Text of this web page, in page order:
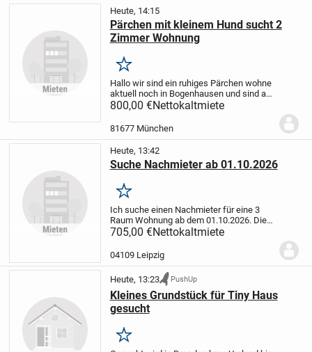
Heute, 14:15
Pärchen mit kleinem Hund sucht 2
Zimmer Wohnung
Merken
Hallo wir sind ein ruhiges Pärchen wohne
aktuell noch in Bogenhausen und sind auf
der Suche nach einer 2 Zimmer Wohnung
1540€ warm da wir das uns nicht mehr
800,00 €Nettokaltmiete
81677 München
Heute, 13:42
Suche Nachmieter ab 01.10.2026
Merken
Ich suche einen Nachmieter für eine 3
Raum Wohnung ab dem 01.10.2026. Die
Wohnung befindet sich im Leipziger
und Fenster, Gäste-WC, Abstellraum in
der Wohnung....
705,00 €Nettokaltmiete
04109 Leipzig
Heute, 13:23 PushUp
Kleines Grundstück für Tiny Haus
gesucht
Merken